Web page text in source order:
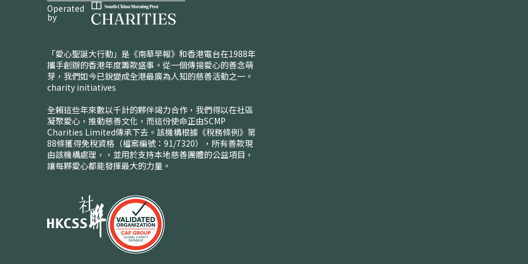
Operated
by
「愛心聖誕大行動」是《南華早報》和香港電台在1988年
攜手創辦的香港年度籌款盛事。從一個傳揚愛心的善念萌
芽，我們如今已銳變成全港最廣為人知的慈善活動之一。
charity initiatives
全賴這些年來數以千計的夥伴竭力合作，我們得以在社區
凝聚愛心，推動慈善文化，而這份使命正由SCMP
Charities Limited傳承下去。該機構根據《稅務條例》第
88條獲得免稅資格（檔案編號：91/7320），所有善款現
由該機構處理，，並用於支持本地慈善團體的公益項目，
讓每夥愛心都能發揮最大的力量。